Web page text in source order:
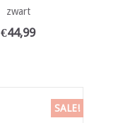
zwart
€44,99
SALE!